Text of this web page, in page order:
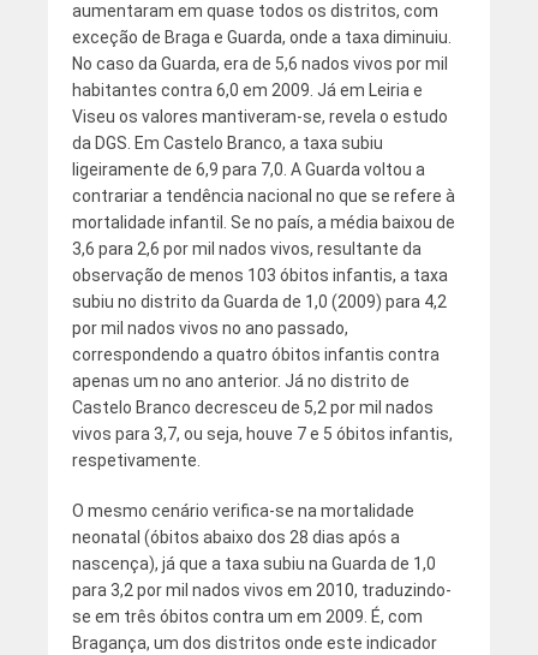
aumentaram em quase todos os distritos, com
exceção de Braga e Guarda, onde a taxa diminuiu.
No caso da Guarda, era de 5,6 nados vivos por mil
habitantes contra 6,0 em 2009. Já em Leiria e
Viseu os valores mantiveram-se, revela o estudo
da DGS. Em Castelo Branco, a taxa subiu
ligeiramente de 6,9 para 7,0. A Guarda voltou a
contrariar a tendência nacional no que se refere à
mortalidade infantil. Se no país, a média baixou de
3,6 para 2,6 por mil nados vivos, resultante da
observação de menos 103 óbitos infantis, a taxa
subiu no distrito da Guarda de 1,0 (2009) para 4,2
por mil nados vivos no ano passado,
correspondendo a quatro óbitos infantis contra
apenas um no ano anterior. Já no distrito de
Castelo Branco decresceu de 5,2 por mil nados
vivos para 3,7, ou seja, houve 7 e 5 óbitos infantis,
respetivamente.
O mesmo cenário verifica-se na mortalidade
neonatal (óbitos abaixo dos 28 dias após a
nascença), já que a taxa subiu na Guarda de 1,0
para 3,2 por mil nados vivos em 2010, traduzindo-
se em três óbitos contra um em 2009. É, com
Bragança, um dos distritos onde este indicador